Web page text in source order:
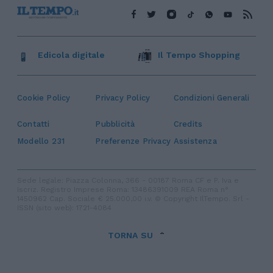
Cookie Policy Privacy Policy Condizioni Generali
Contatti Pubblicità
Credits
Modello 231
Preferenze Privacy Assistenza
Edicola digitale Il Tempo Shopping
TORNA SU